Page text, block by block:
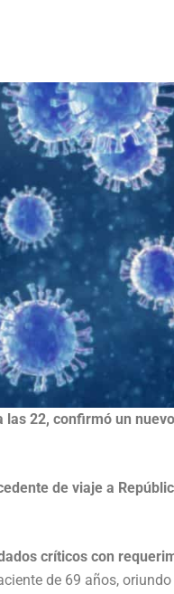
22, confirmó un
de viaje a
críticos con
de 69 años,